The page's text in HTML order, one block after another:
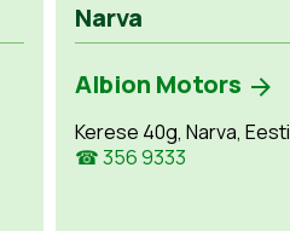
Narva
Albion Motors
Kerese 40g, Narva, Eesti
☎ 356 9333